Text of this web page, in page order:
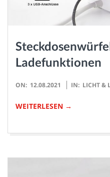
Ladefunktionen
2021-
12
ON: 12.08.2021 IN: LICHT &
WEITERLESEN →